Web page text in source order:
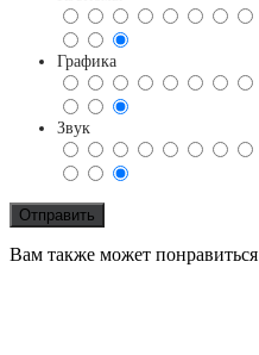
Графика
Звук
Вам также может понравиться